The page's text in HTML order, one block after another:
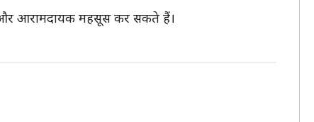
और आरामदायक महसूस कर सकते हैं।